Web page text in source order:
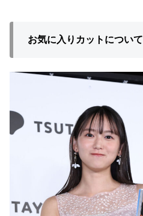
お気に入りカットについて